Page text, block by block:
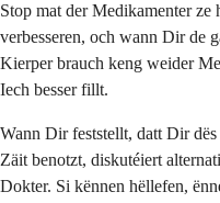
Stop mat der Medikamenter
verbesseren, och wann Dir de
Kierper brauch keng weider
Iech besser fillt.
Wann Dir feststellt, datt Dir
Zäit benotzt, diskutéiert
Dokter. Si kënnen hëllefen,